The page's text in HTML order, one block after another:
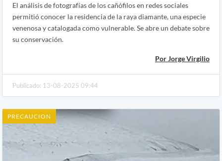
El análisis de fotografías de los cañófilos en redes sociales
permitió conocer la residencia de la raya diamante, una especie
venenosa y catalogada como vulnerable. Se abre un debate sobre
su conservación.
Por Jorge Virgilio
Publicado: 13-08-2025 09:44
PRECAUCION